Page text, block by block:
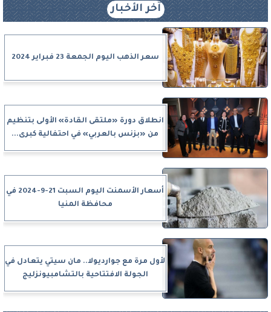
آخر الأخبار
سعر الذهب اليوم الجمعة 23 فبراير 2024
انطلاق دورة «ملتقى القادة» الأولى بتنظيم
من «بزنس بالعربي» في احتفالية كبرى...
أسعار الأسمنت اليوم السبت 21-9-2024 في
محافظة المنيا
لأول مرة مع جوارديولا.. مان سيتي يتعادل في
الجولة الافتتاحية بالتشامبيونزليج